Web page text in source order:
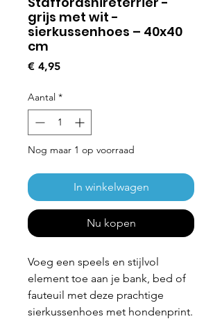
grijs met wit -
sierkussenhoes – 40x40
cm
€ 4,95Prijs
Aantal *
Nog maar 1 op voorraad
In winkelwagen
Nu kopen
Voeg een speels en stijlvol
element toe aan je bank, bed of
fauteuil met deze prachtige
sierkussenhoes met hondenprint.